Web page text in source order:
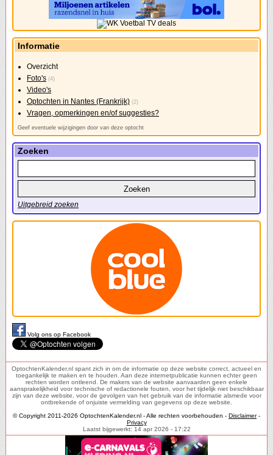
Informatie
Overzicht
Foto's (4)
Video's
Optochten in Nantes (Frankrijk) (2)
Vragen, opmerkingen en/of suggesties?
Geef eventuele wijzigingen door van deze optocht
Zoeken
Uitgebreid zoeken
Volg ons op Facebook
OptochtenKalender.nl spant zich in om de informatie op deze website correct, actueel en
toegankelijk te maken en te houden. Aan deze internetpublicatie kunnen echter geen
rechten worden ontleend. De makers van de website aanvaarden geen enkele
aansprakelijkheid voor technische of redactionele fouten, voor het tijdelijk niet beschikbaar
zijn van deze website, voor de gevolgen van het gebruik van de informatie alsmede voor
ontbrekende of onjuiste vermelding van gegevens op deze website.
© Copyright 2011-2026 OptochtenKalender.nl - Alle rechten voorbehouden - Disclaimer-
Privacy
Laatst bijgewerkt: 14 apr 2026 - 17:22